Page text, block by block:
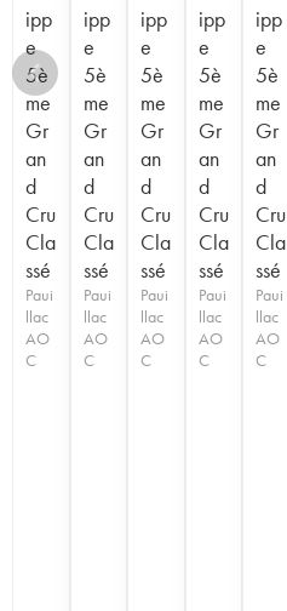
ipp
e
5è
me
Gr
an
d
Cru
Cla
ssé
Paui
llac
AO
C
ipp
e
5è
me
Gr
an
d
Cru
Cla
ssé
Paui
llac
AO
C
ipp
e
5è
me
Gr
an
d
Cru
Cla
ssé
Paui
llac
AO
C
ipp
e
5è
me
Gr
an
d
Cru
Cla
ssé
Paui
llac
AO
C
ipp
e
5è
me
Gr
an
d
Cru
Cla
ssé
Paui
llac
AO
C